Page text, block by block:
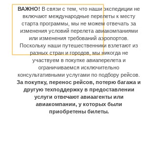
ВАЖНО! В связи с тем, что наши экспедиции не
включают международные перелеты к месту
старта программы, мы не можем отвечать за
изменения условий перелета авиакомпаниями
или изменения требований аэропортов.
Поскольку наши путешественники взлетают из
разных стран и городов, мы никогда не
участвуем в покупке авиаперелета и
ограничиваемся исключительно
консультативными услугами по подбору рейсов.
За покупку, перенос рейсов, потерю багажа и
другую техподдержку в предоставлении
услуги отвечают авиаагенты или
авиакомпании, у которых были
приобретены билеты.